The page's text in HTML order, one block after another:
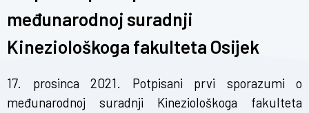
međunarodnoj suradnji
Kineziološkoga fakulteta Osijek
17. prosinca 2021. Potpisani prvi sporazumi o
međunarodnoj suradnji Kineziološkoga fakulteta